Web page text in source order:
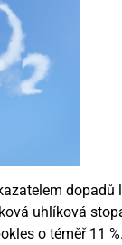
uhlíková
o téměř 11